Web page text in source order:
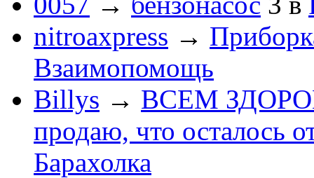
nitroaxpress →
Взаимопомощь
Billys → ВСЕМ
продаю, что осталось
Барахолка